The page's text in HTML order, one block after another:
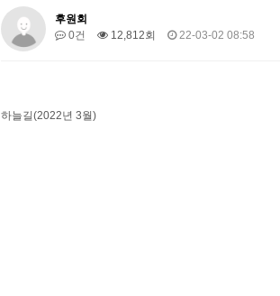
후원회
0건
12,812회 22-03-02 08:58
하늘길(2022년 3월)